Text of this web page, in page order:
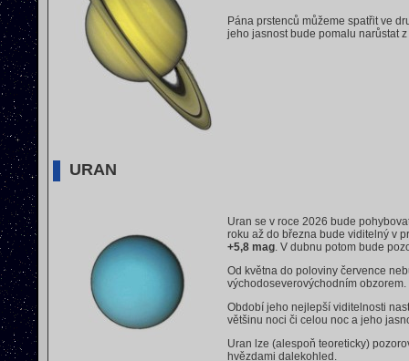
Pána prstenců můžeme spatřit ve
jeho jasnost bude pomalu narůstat z
URAN
Uran se v roce 2026 bude
roku až do března bude viditelný v
+5,8 mag. V dubnu potom bude
Od května do poloviny července
východoseverovýchodním
Období jeho nejlepší viditelnosti
většinu noci či celou noc a jeho
Uran lze (alespoň teoreticky)
hvězdami dalekohled.